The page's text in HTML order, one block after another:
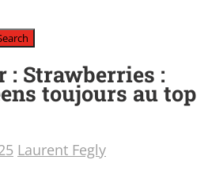
: Strawberries :
toujours au top
Laurent Fegly